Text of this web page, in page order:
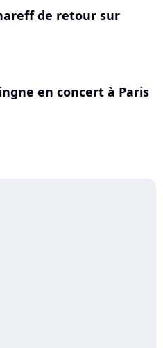
de retour sur
en concert à Paris